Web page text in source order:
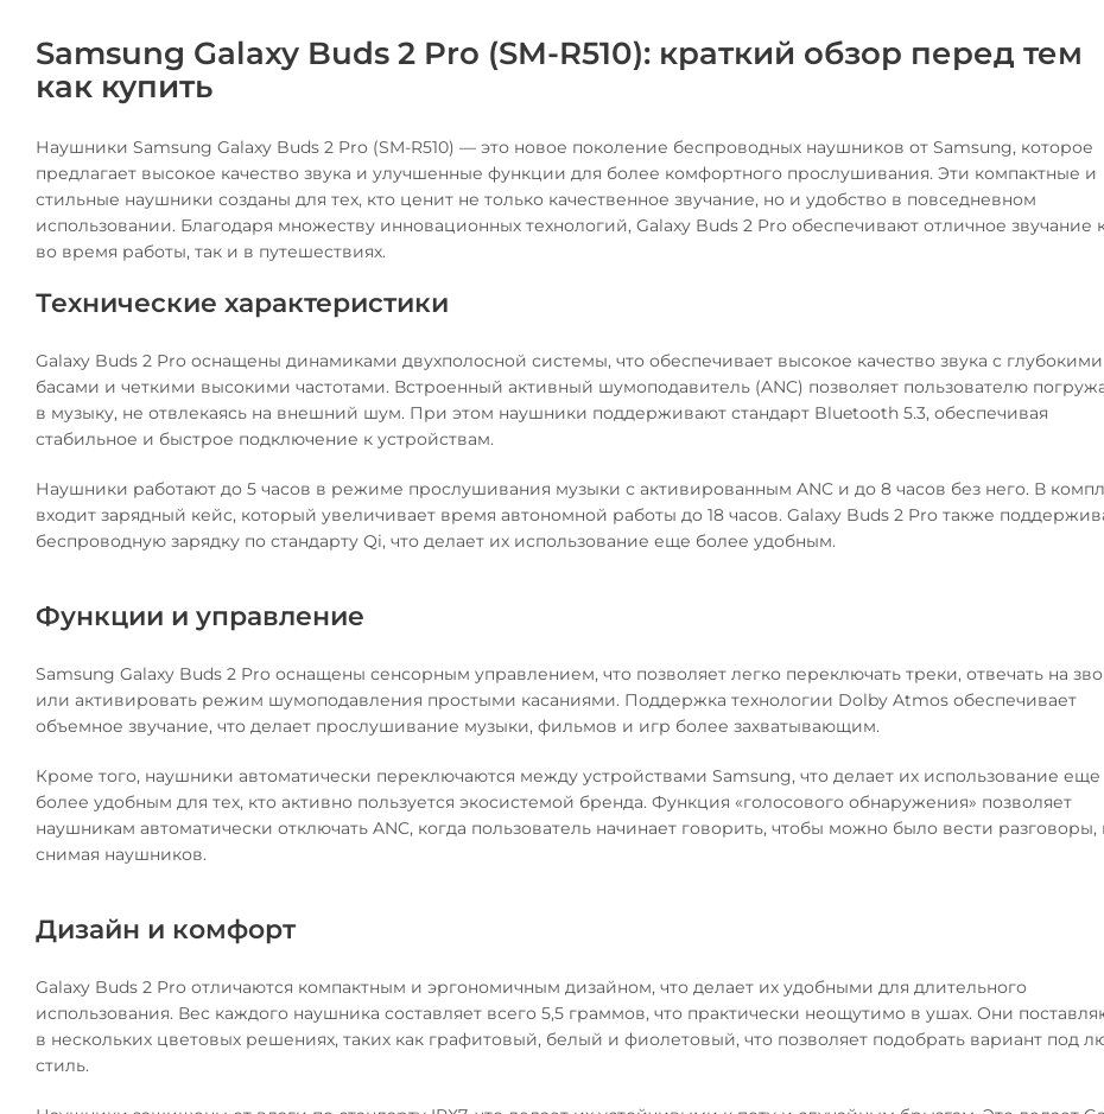
Samsung Galaxy Buds 2 Pro (SM-R510): краткий обзор перед тем
как купить
Наушники Samsung Galaxy Buds 2 Pro (SM-R510) — это новое поколение беспроводных наушников от Samsung, которое
предлагает высокое качество звука и улучшенные функции для более комфортного прослушивания. Эти компактные и
стильные наушники созданы для тех, кто ценит не только качественное звучание, но и удобство в повседневном
использовании. Благодаря множеству инновационных технологий, Galaxy Buds 2 Pro обеспечивают отличное звучание
во время работы, так и в путешествиях.
Технические характеристики
Galaxy Buds 2 Pro оснащены динамиками двухполосной системы, что обеспечивает высокое качество звука с глубокими
басами и четкими высокими частотами. Встроенный активный шумоподавитель (ANC) позволяет пользователю
в музыку, не отвлекаясь на внешний шум. При этом наушники поддерживают стандарт Bluetooth 5.3, обеспечивая
стабильное и быстрое подключение к устройствам.
Наушники работают до 5 часов в режиме прослушивания музыки с активированным ANC и до 8 часов без него. В
входит зарядный кейс, который увеличивает время автономной работы до 18 часов. Galaxy Buds 2 Pro также
беспроводную зарядку по стандарту Qi, что делает их использование еще более удобным.
Функции и управление
Samsung Galaxy Buds 2 Pro оснащены сенсорным управлением, что позволяет легко переключать треки, отвечать на
или активировать режим шумоподавления простыми касаниями. Поддержка технологии Dolby Atmos обеспечивает
объемное звучание, что делает прослушивание музыки, фильмов и игр более захватывающим.
Кроме того, наушники автоматически переключаются между устройствами Samsung, что делает их использование еще
более удобным для тех, кто активно пользуется экосистемой бренда. Функция «голосового обнаружения» позволяет
наушникам автоматически отключать ANC, когда пользователь начинает говорить, чтобы можно было вести разговоры,
снимая наушников.
Дизайн и комфорт
Galaxy Buds 2 Pro отличаются компактным и эргономичным дизайном, что делает их удобными для длительного
использования. Вес каждого наушника составляет всего 5,5 граммов, что практически неощутимо в ушах. Они
в нескольких цветовых решениях, таких как графитовый, белый и фиолетовый, что позволяет подобрать вариант под
стиль.